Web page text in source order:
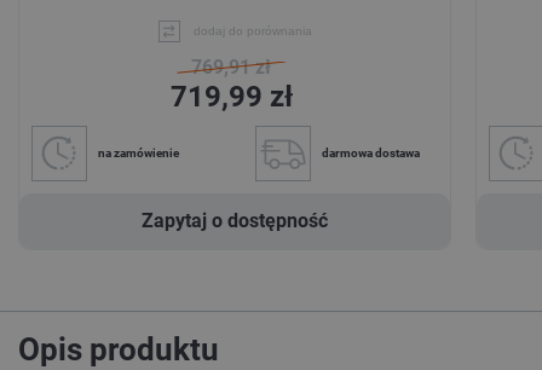
dodaj do porównania
769,91 zł
719,99 zł
na zamówienie darmowa dostawa
Zapytaj o dostępność
Opis produktu